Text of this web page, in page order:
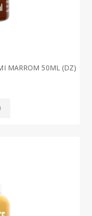
MARROM 50ML (DZ)